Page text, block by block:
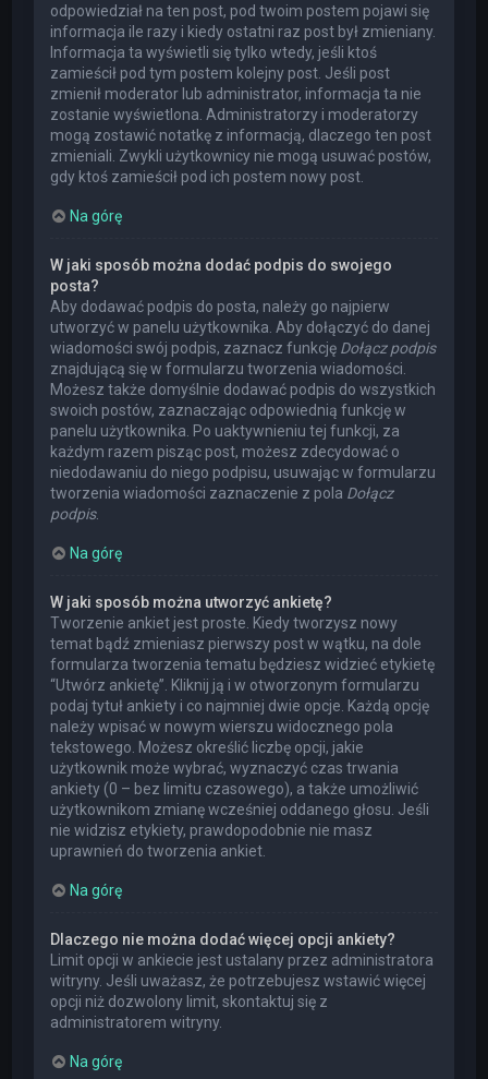
odpowiedział na ten post, pod twoim postem pojawi się
informacja ile razy i kiedy ostatni raz post był zmieniany.
Informacja ta wyświetli się tylko wtedy, jeśli ktoś
zamieścił pod tym postem kolejny post. Jeśli post
zmienił moderator lub administrator, informacja ta nie
zostanie wyświetlona. Administratorzy i moderatorzy
mogą zostawić notatkę z informacją, dlaczego ten post
zmieniali. Zwykli użytkownicy nie mogą usuwać postów,
gdy ktoś zamieścił pod ich postem nowy post.
Na górę
W jaki sposób można dodać podpis do swojego
posta?
Aby dodawać podpis do posta, należy go najpierw
utworzyć w panelu użytkownika. Aby dołączyć do danej
wiadomości swój podpis, zaznacz funkcję Dołącz podpis
znajdującą się w formularzu tworzenia wiadomości.
Możesz także domyślnie dodawać podpis do wszystkich
swoich postów, zaznaczając odpowiednią funkcję w
panelu użytkownika. Po uaktywnieniu tej funkcji, za
każdym razem pisząc post, możesz zdecydować o
niedodawaniu do niego podpisu, usuwając w formularzu
tworzenia wiadomości zaznaczenie z pola Dołącz
podpis.
Na górę
W jaki sposób można utworzyć ankietę?
Tworzenie ankiet jest proste. Kiedy tworzysz nowy
temat bądź zmieniasz pierwszy post w wątku, na dole
formularza tworzenia tematu będziesz widzieć etykietę
“Utwórz ankietę”. Kliknij ją i w otworzonym formularzu
podaj tytuł ankiety i co najmniej dwie opcje. Każdą opcję
należy wpisać w nowym wierszu widocznego pola
tekstowego. Możesz określić liczbę opcji, jakie
użytkownik może wybrać, wyznaczyć czas trwania
ankiety (0 – bez limitu czasowego), a także umożliwić
użytkownikom zmianę wcześniej oddanego głosu. Jeśli
nie widzisz etykiety, prawdopodobnie nie masz
uprawnień do tworzenia ankiet.
Na górę
Dlaczego nie można dodać więcej opcji ankiety?
Limit opcji w ankiecie jest ustalany przez administratora
witryny. Jeśli uważasz, że potrzebujesz wstawić więcej
opcji niż dozwolony limit, skontaktuj się z
administratorem witryny.
Na górę